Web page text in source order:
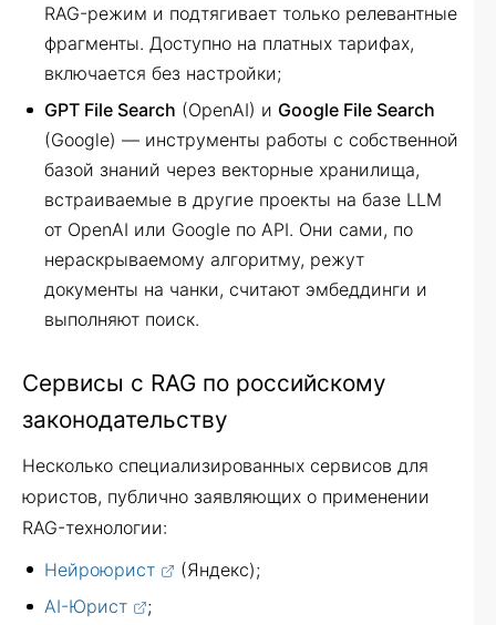
RAG-режим и подтягивает только релевантные
фрагменты. Доступно на платных тарифах,
включается без настройки;
GPT File Search (OpenAI) и Google File Search
(Google) — инструменты работы с собственной
базой знаний через векторные хранилища,
встраиваемые в другие проекты на базе LLM
от OpenAI или Google по API. Они сами, по
нераскрываемому алгоритму, режут
документы на чанки, считают эмбеддинги и
выполняют поиск.
Сервисы с RAG по российскому
законодательству
Несколько специализированных сервисов для
юристов, публично заявляющих о применении
RAG-технологии:
Нейроюрист
(Яндекс);
AI-Юрист
;